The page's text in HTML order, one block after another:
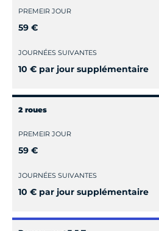
PREMEIR JOUR
59 €
JOURNÉES SUIVANTES
10 € par jour supplémentaire
2 roues
PREMEIR JOUR
59 €
JOURNÉES SUIVANTES
10 € par jour supplémentaire